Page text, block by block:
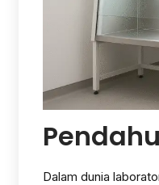
Dalam dunia